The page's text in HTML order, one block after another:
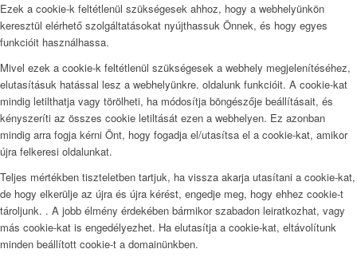
Ezek a cookie-k feltétlenül szükségesek ahhoz, hogy a webhelyünkön
keresztül elérhető szolgáltatásokat nyújthassuk Önnek, és hogy egyes
funkcióit használhassa.
Mivel ezek a cookie-k feltétlenül szükségesek a webhely megjelenítéséhez,
elutasításuk hatással lesz a webhelyünkre. oldalunk funkcióit. A cookie-kat
mindig letilthatja vagy törölheti, ha módosítja böngészője beállításait, és
kényszeríti az összes cookie letiltását ezen a webhelyen. Ez azonban
mindig arra fogja kérni Önt, hogy fogadja el/utasítsa el a cookie-kat, amikor
újra felkeresi oldalunkat.
Teljes mértékben tiszteletben tartjuk, ha vissza akarja utasítani a cookie-kat,
de hogy elkerülje az újra és újra kérést, engedje meg, hogy ehhez cookie-t
tároljunk. . A jobb élmény érdekében bármikor szabadon leiratkozhat, vagy
más cookie-kat is engedélyezhet. Ha elutasítja a cookie-kat, eltávolítunk
minden beállított cookie-t a domainünkben.